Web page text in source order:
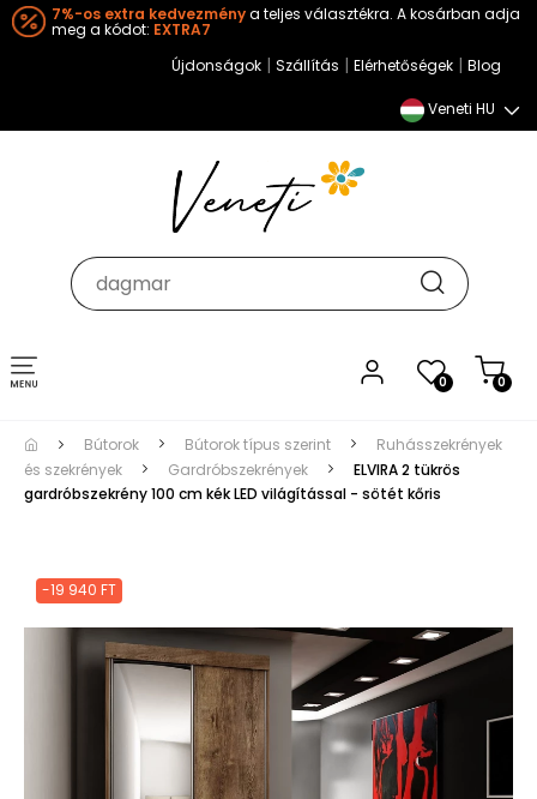
7%-os extra kedvezménya teljes választékra. A kosárban adja
meg a kódot: EXTRA7
Újdonságok | Szállítás | Elérhetőségek | Blog
Veneti HU
0 0
Toggle
navigation
Bútorok Bútorok típus szerint
Ruhásszekrények
és szekrények
Gardróbszekrények
ELVIRA 2 tükrös
gardróbszekrény 100 cm kék LED világítással - sötét kőris
-19 940 FT